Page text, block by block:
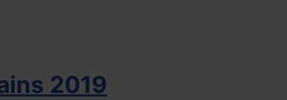
2019